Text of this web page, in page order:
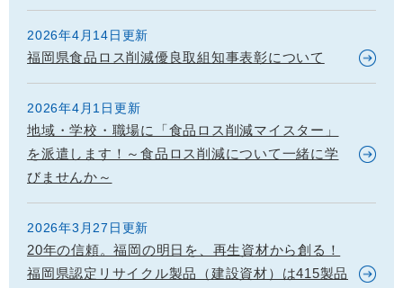
2026年4月14日更新
福岡県食品ロス削減優良取組知事表彰について
2026年4月1日更新
地域・学校・職場に「食品ロス削減マイスター」
を派遣します！～食品ロス削減について一緒に学
びませんか～
2026年3月27日更新
20年の信頼。福岡の明日を、再生資材から創る！
福岡県認定リサイクル製品（建設資材）は415製品